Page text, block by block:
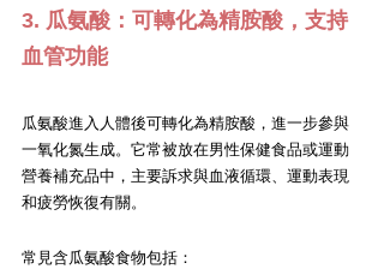
3. 瓜氨酸：可轉化為精胺酸，支持
血管功能
瓜氨酸進入人體後可轉化為精胺酸，進一步參與
一氧化氮生成。它常被放在男性保健食品或運動
營養補充品中，主要訴求與血液循環、運動表現
和疲勞恢復有關。
常見含瓜氨酸食物包括：